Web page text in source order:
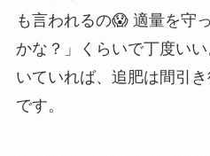
も言われるの😱 適量を守
かな？」くらいで丁度い
いていれば、追肥は間引
です。